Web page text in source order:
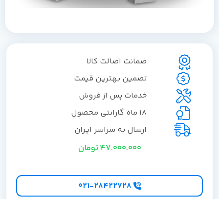
ضمانت اصالت کالا
تضمین بهترین قیمت
خدمات پس از فروش
ارسال به سراسر ایران
47.000.000تومان